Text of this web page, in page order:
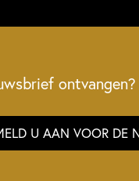
ontvangen?
U AAN VOOR DE